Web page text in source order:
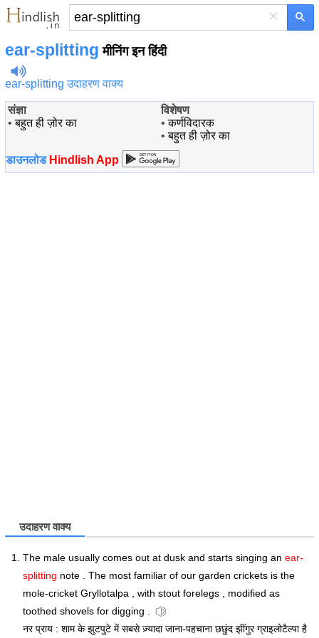
×
ear-splitting मीनिंग इन हिंदी
ear-splitting उदाहरण वाक्य
संज्ञा
•बहुत ही ज़ोर का
विशेषण
•कर्णविदारक
•बहुत ही ज़ोर का
डाउनलोड Hindlish App
उदाहरण वाक्य
The male usually comes out at dusk and starts singing an ear-
splitting note . The most familiar of our garden crickets is the
mole-cricket Gryllotalpa , with stout forelegs , modified as
toothed shovels for digging .
नर प्राय : शाम के झुटपुटे में सबसे ज़्यादा जाना-पहचाना छछुंद झींगुर ग्राइलोटैल्पा है